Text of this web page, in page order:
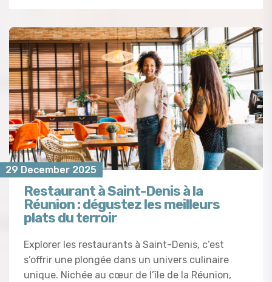
29 December 2025
Restaurant à Saint-Denis à la
Réunion : dégustez les meilleurs
plats du terroir
Explorer les restaurants à Saint-Denis, c’est
s’offrir une plongée dans un univers culinaire
unique. Nichée au cœur de l’île de la Réunion,